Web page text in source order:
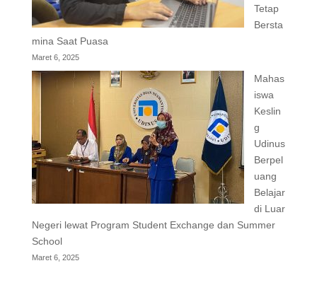
Tetap
Bersta
mina Saat Puasa
Maret 6, 2025
Mahas
iswa
Keslin
g
Udinus
Berpel
uang
Belajar
di Luar
Negeri lewat Program Student Exchange dan Summer
School
Maret 6, 2025